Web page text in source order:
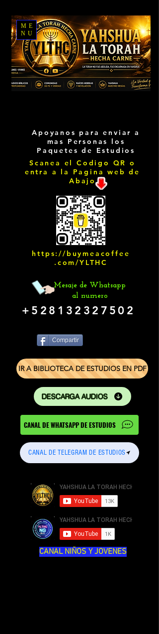
Apoyanos para enviar a
mas Personas los
Paquetes de Estudios
Scanea el Codigo QR o
entra a la Pagina web de
Abajo
https://buymeacoffee
.com/YLTHC
Mesaje de Whatsapp
al numero
+528132327502
Compartir
IR A BIBLIOTECA DE ESTUDIOS EN PDF
DESCARGA AUDIOS
CANAL DE WHATSAPP DE ESTUDIOS
CANAL DE TELEGRAM DE ESTUDIOS
CANAL NIÑOS Y JOVENES
ME
NU